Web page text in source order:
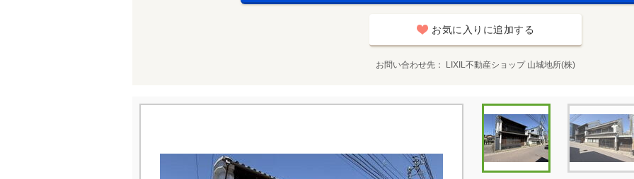
お気に入りに追加する
お問い合わせ先 LIXIL不動産ショップ 山城地所(株)